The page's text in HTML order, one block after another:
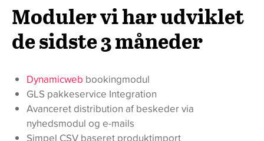
Moduler vi har udviklet
de sidste 3 måneder
Dynamicweb bookingmodul
GLS pakkeservice Integration
Avanceret distribution af beskeder via
nyhedsmodul og e-mails
Simpel CSV baseret produktimport